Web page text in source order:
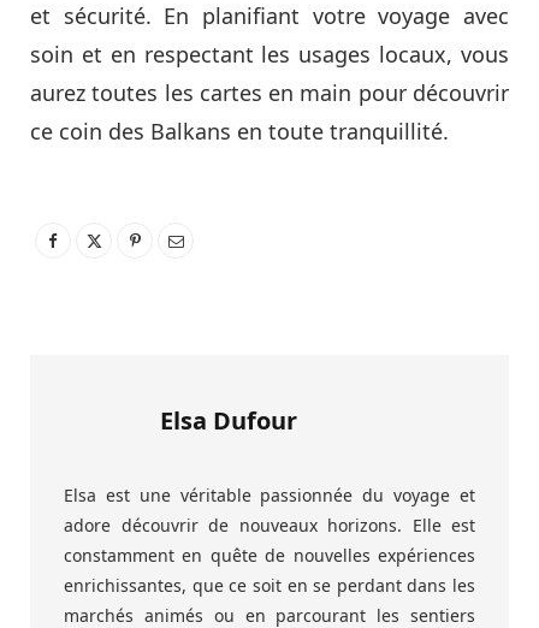
et sécurité. En planifiant votre voyage avec
soin et en respectant les usages locaux, vous
aurez toutes les cartes en main pour découvrir
ce coin des Balkans en toute tranquillité.
Elsa Dufour
Elsa est une véritable passionnée du voyage et
adore découvrir de nouveaux horizons. Elle est
constamment en quête de nouvelles expériences
enrichissantes, que ce soit en se perdant dans les
marchés animés ou en parcourant les sentiers